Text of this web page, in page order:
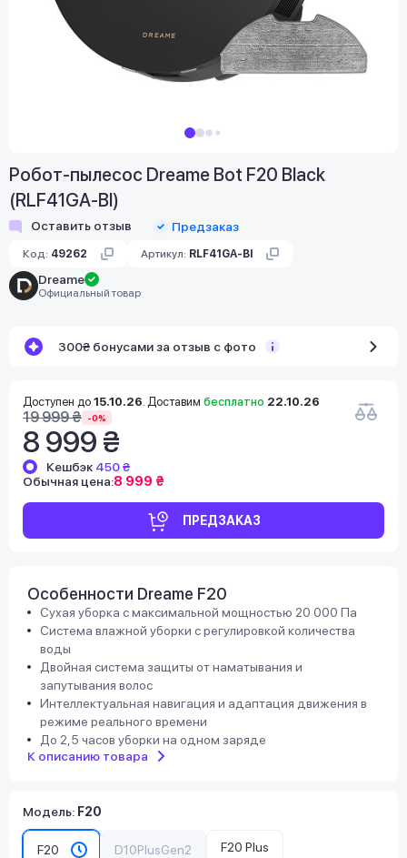
Робот-пылесос Dreame Bot F20 Black
(RLF41GA-Bl)
Оставить отзыв Предзаказ
Код: 49262 Артикул: RLF41GA-Bl
Dreame
Официальный товар
300₴ бонусами за отзыв с фото
Доступен до 15.10.26 . Доставим бесплатно 22.10.26
19 999 ₴ -0%
8 999 ₴
ПРЕДЗАКАЗ
Кешбэк 450 ₴
Обычная цена:8 999 ₴
Особенности Dreame F20
Сухая уборка с максимальной мощностью 20 000 Па
Система влажной уборки с регулировкой количества
воды
Двойная система защиты от наматывания и
запутывания волос
Интеллектуальная навигация и адаптация движения в
режиме реального времени
До 2,5 часов уборки на одном заряде
К описанию товара
Модель: F20
F20 D10PlusGen2 F20 Plus